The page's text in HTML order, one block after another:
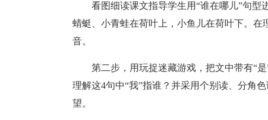
看图细读课文指导学生用“谁在哪儿”句
蜻蜓、小青蛙在荷叶上，小鱼儿在荷叶下。
音。
第二步，用玩捉迷藏游戏，把文中带有“
理解这4句中“我”指谁？并采用个别读、分角
望。